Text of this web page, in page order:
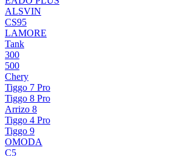
ALSVIN
CS95
LAMORE
Tank
300
500
Chery
Tiggo 7 Pro
Tiggo 8 Pro
Arrizo 8
Tiggo 4 Pro
Tiggo 9
OMODA
C5